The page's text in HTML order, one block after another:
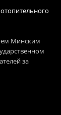
Минским
за